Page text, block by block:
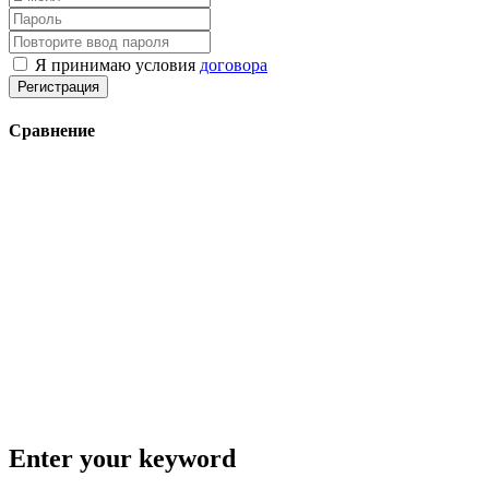
Я принимаю условия договора
Регистрация
Сравнение
Enter your keyword